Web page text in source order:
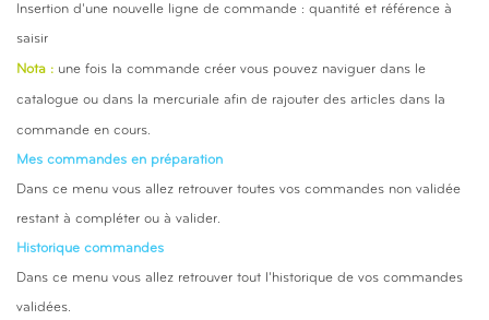
Insertion d'une nouvelle ligne de commande : quantité et référence à
saisir
Nota : une fois la commande créer vous pouvez naviguer dans le
catalogue ou dans la mercuriale afin de rajouter des articles dans la
commande en cours.
Mes commandes en préparation
Dans ce menu vous allez retrouver toutes vos commandes non validée
restant à compléter ou à valider.
Historique commandes
Dans ce menu vous allez retrouver tout l'historique de vos commandes
validées.